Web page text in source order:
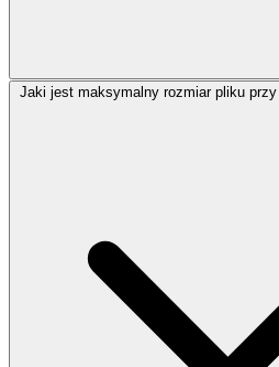
Jaki jest maksymalny rozmiar pliku